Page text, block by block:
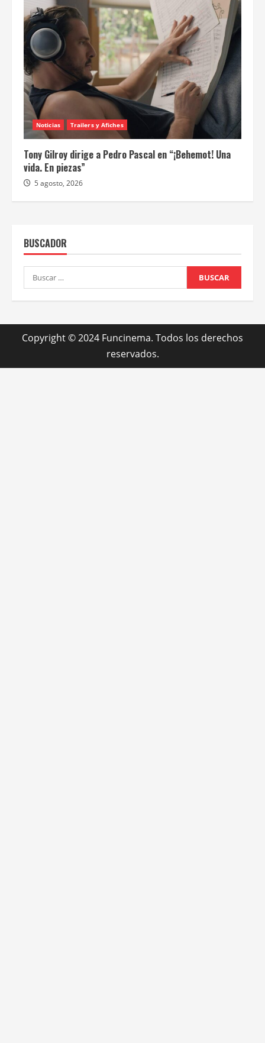
Noticias Trailers y Afiches
Michael B. Jordan dirige y protagoniza “El caso de
Thomas Crown”
5 agosto, 2026
Noticias Trailers y Afiches